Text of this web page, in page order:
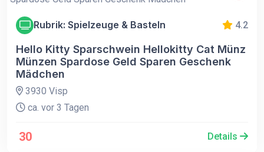
Rubrik: Spielzeuge & Basteln 4.2
Hello Kitty Sparschwein Hellokitty Cat Münz
Münzen Spardose Geld Sparen Geschenk
Mädchen
3930 Visp
ca. vor 3 Tagen
30 Details